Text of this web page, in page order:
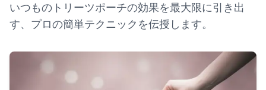
いつものトリーツポーチの効果を最大限に引き出
す、プロの簡単テクニックを伝授します。